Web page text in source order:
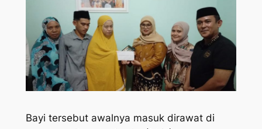
Bayi tersebut awalnya masuk dirawat di